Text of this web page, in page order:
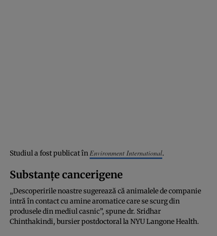
Studiul a fost publicat în Environment International.
Substanțe cancerigene
„Descoperirile noastre sugerează că animalele de companie
intră în contact cu amine aromatice care se scurg din
produsele din mediul casnic”, spune dr. Sridhar
Chinthakindi, bursier postdoctoral la NYU Langone Health.